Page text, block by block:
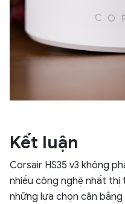
Kết luận
Corsair HS35 v3 không
nhiều công nghệ nhất
những lựa chọn cân